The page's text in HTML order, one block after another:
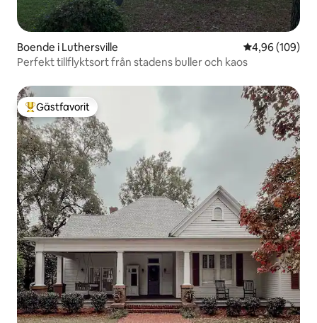
Boende i Luthersville 4,96 av 5 i
4,96 (109)
Perfekt tillflyktsort från stadens buller och kaos
Populär gästfavorit
Gästfavorit